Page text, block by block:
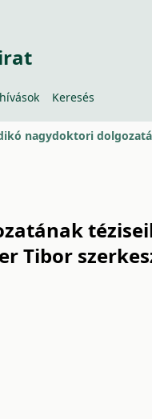
Keresés
Tibor